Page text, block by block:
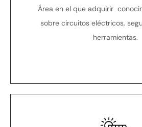
Área en el que adquirir
sobre circuitos eléctricos,
herramientas.